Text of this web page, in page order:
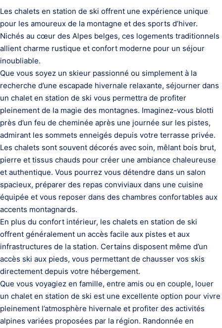
Les chalets en station de ski offrent une expérience unique
pour les amoureux de la montagne et des sports d’hiver.
Nichés au cœur des Alpes belges, ces logements traditionnels
allient charme rustique et confort moderne pour un séjour
inoubliable.
Que vous soyez un skieur passionné ou simplement à la
recherche d’une escapade hivernale relaxante, séjourner dans
un chalet en station de ski vous permettra de profiter
pleinement de la magie des montagnes. Imaginez-vous blotti
près d’un feu de cheminée après une journée sur les pistes,
admirant les sommets enneigés depuis votre terrasse privée.
Les chalets sont souvent décorés avec soin, mêlant bois brut,
pierre et tissus chauds pour créer une ambiance chaleureuse
et authentique. Vous pourrez vous détendre dans un salon
spacieux, préparer des repas conviviaux dans une cuisine
équipée et vous reposer dans des chambres confortables aux
accents montagnards.
En plus du confort intérieur, les chalets en station de ski
offrent généralement un accès facile aux pistes et aux
infrastructures de la station. Certains disposent même d’un
accès ski aux pieds, vous permettant de chausser vos skis
directement depuis votre hébergement.
Que vous voyagiez en famille, entre amis ou en couple, louer
un chalet en station de ski est une excellente option pour vivre
pleinement l’atmosphère hivernale et profiter des activités
alpines variées proposées par la région. Randonnée en